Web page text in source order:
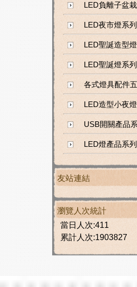
LED負離子盆
LED夜市燈系列
LED聖誕造型
LED聖誕燈系列
各式燈具配件
LED造型小夜燈
USB開關產品
LED燈產品系列
友站連結
瀏覽人次統計
當日人次:411
累計人次:1903827